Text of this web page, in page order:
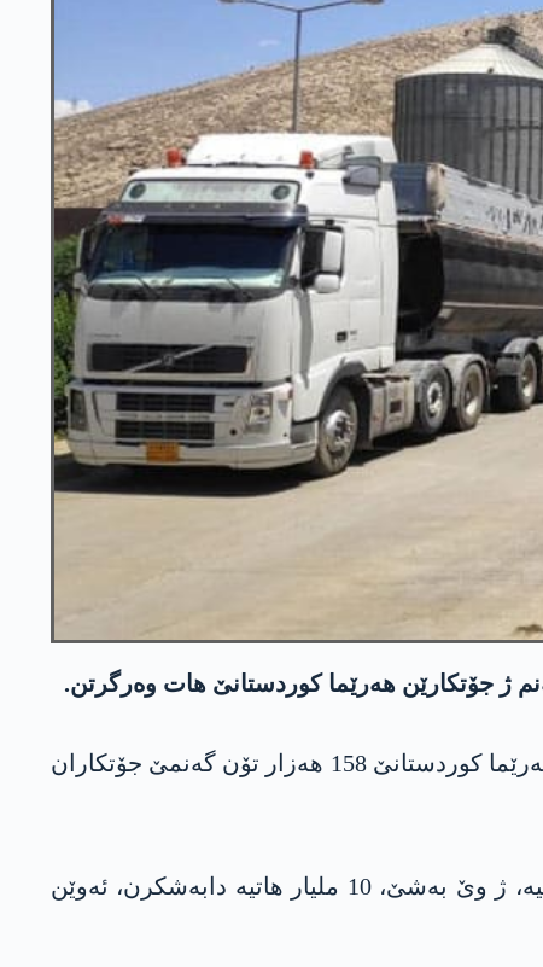
رێڤەبەرێ گشتی یێ بازرگانیا ھەرێما کوردستانێ نەوزاد شێخ کامل راگھاند: “ھەتا نھا ل ھەموو دەڤەرێن ھەرێما کوردستانێ 158 ھەزار تۆن گەنمێ جۆتکاران
نەوزاد شێخ کامل دیار کر: “وەکە قۆناغا دەستپێکێ، نھا 35 ملیار دینار ژ بۆ وەرگرتنا گەنمێ جۆتکاران ھاتیە، ژ وێ بەشێ، 10 ملیار ھاتیە دابەشکرن، ئەوێن